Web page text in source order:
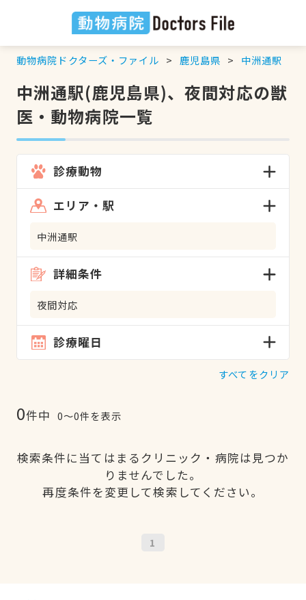
動物病院ドクターズ・ファイル 鹿児島県 中洲通駅
中洲通駅(鹿児島県)、夜間対応の獣
医・動物病院一覧
診療動物
エリア・駅
中洲通駅
詳細条件
夜間対応
診療曜日
すべてをクリア
0件中 0〜0件を表示
検索条件に当てはまるクリニック・病院は見つか
りませんでした。
再度条件を変更して検索してください。
1